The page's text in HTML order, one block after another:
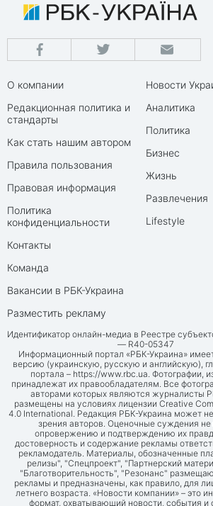
О компании
Редакционная политика и
стандарты
Как стать нашим автором
Правила пользования
Правовая информация
Политика
конфиденциальности
Контакты
Команда
Вакансии в РБК-Украина
Разместить рекламу
Новости
Аналитика
Политика
Бизнес
Жизнь
Развлечения
Lifestyle
Идентификатор онлайн-медиа в Реестре
— R40-05347
Информационный портал «РБК-Украина»
версию (украинскую, русскую и английскую),
портала – https://www.rbc.ua. Фотографии,
принадлежат их правообладателям. Все
авторами которых являются журналисты
размещены на условиях лицензии Creative
4.0 International. Редакция РБК-Украина может не
зрения авторов. Оценочные суждения
опровержению и подтверждению их
достоверность и содержание рекламы
рекламодатель. Материалы, обозначенные
релизы", "Спецпроект", "Партнерский
"Благотворительность", "Резонанс"
рекламы и предназначены, как правило, для
летнего возраста. «Новости компании» – это
формат, охватывающий новости, события и